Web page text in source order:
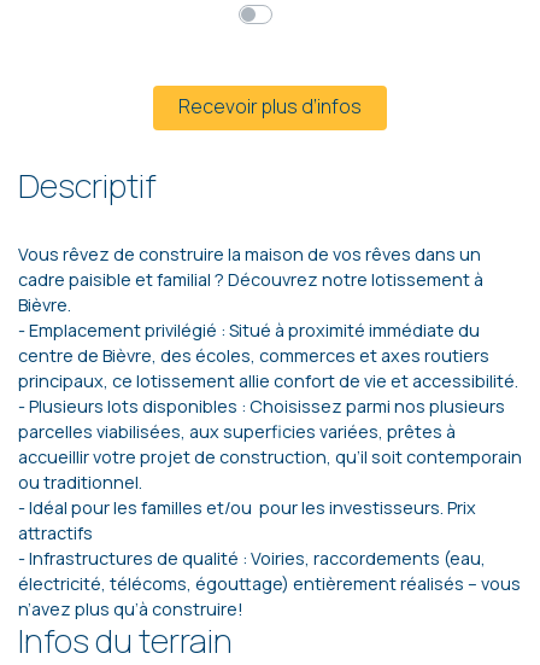
Recevoir plus d’infos
Descriptif
Vous rêvez de construire la maison de vos rêves dans un
cadre paisible et familial ? Découvrez notre lotissement à
Bièvre.
- Emplacement privilégié : Situé à proximité immédiate du
centre de Bièvre, des écoles, commerces et axes routiers
principaux, ce lotissement allie confort de vie et accessibilité.
- Plusieurs lots disponibles : Choisissez parmi nos plusieurs
parcelles viabilisées, aux superficies variées, prêtes à
accueillir votre projet de construction, qu’il soit contemporain
ou traditionnel.
- Idéal pour les familles et/ou pour les investisseurs. Prix
attractifs
- Infrastructures de qualité : Voiries, raccordements (eau,
électricité, télécoms, égouttage) entièrement réalisés – vous
n’avez plus qu’à construire!
Infos du terrain